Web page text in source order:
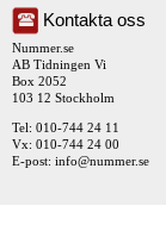
Kontakta oss
Nummer.se
AB Tidningen Vi
Box 2052
103 12 Stockholm
Tel: 010-744 24 11
Vx: 010-744 24 00
E-post: info@nummer.se